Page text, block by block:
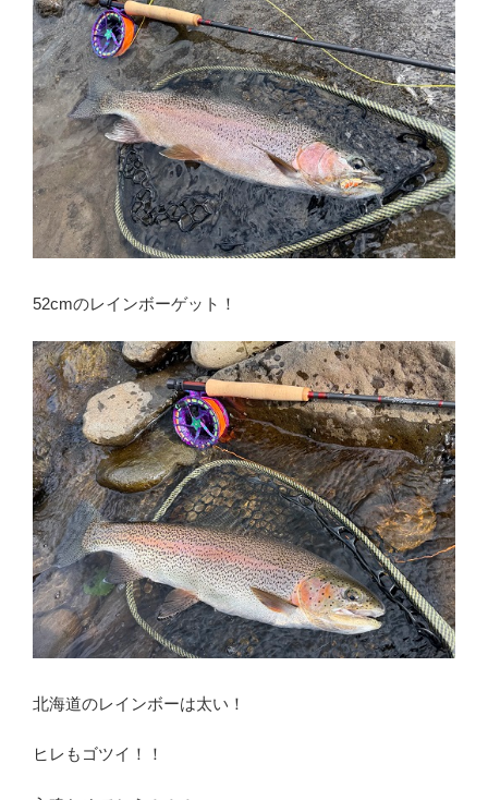
52cmのレインボーゲット！
北海道のレインボーは太い！
ヒレもゴツイ！！